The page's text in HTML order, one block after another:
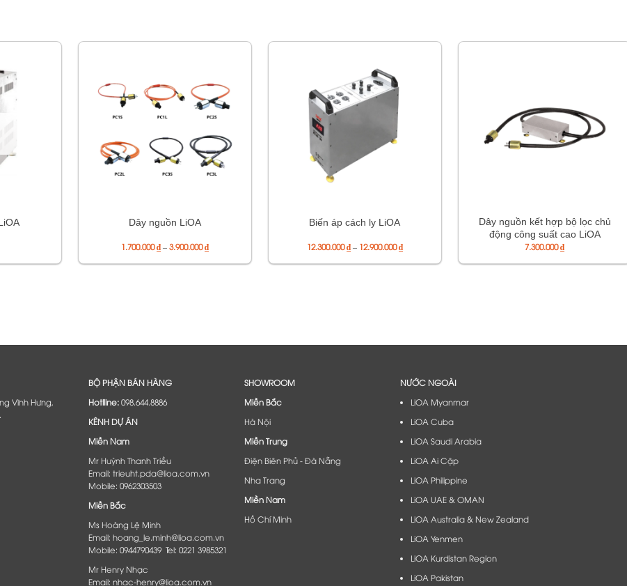
Dây nguồn LiOA
1.700.000₫–3.900.000₫Khoảng
giá:
từ
Biến áp cách ly LiOA
12.300.000₫– 12.900.000₫Khoảng
giá:
từ
Dây nguồn kết hợp bộ lọc chủ
động công suất cao LiOA
7.300.000₫
Vĩnh Hưng,
BỘ PHẬN BÁN HÀNG
Hotlline:098.644.8886
KÊNH DỰ ÁN
Miền Nam
Mr Huỳnh Thanh Triều
Email: trieuht.pda@lioa.com.vn
Mobile: 0962303503
Miền Bắc
Ms Hoàng Lệ Minh
Email: hoang_le.minh@lioa.com.vn
Mobile: 0944790439 Tel: 0221 3985321
Mr Henry Nhạc
Email: nhac-henry@lioa.com.vn
SHOWROOM
Miền Bắc
Hà Nội
Miền Trung
Điện Biên Phủ - Đà Nẵng​
Nha Trang
Miền Nam
Hồ Chí Minh
NƯỚC NGOÀI
LiOA Myanmar
LiOA Cuba
LiOA Saudi Arabia
LiOA Ai Cập
LiOA Philippine
LiOA UAE & OMAN
LiOA Australia & New Zealand
LiOA Yenmen
LiOA Kurdistan Region
LiOA Pakistan